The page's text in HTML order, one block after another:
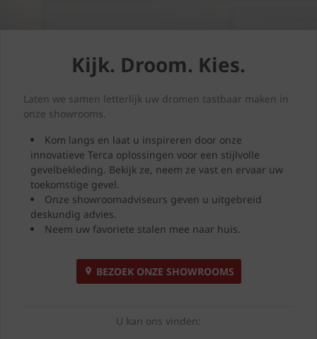
Kijk. Droom. Kies.
Laten we samen letterlijk uw dromen tastbaar maken in
onze showrooms.
Kom langs en laat u inspireren door onze
innovatieve Terca oplossingen voor een stijlvolle
gevelbekleding. Bekijk ze, neem ze vast en ervaar uw
toekomstige gevel.
Onze showroomadviseurs geven u uitgebreid
deskundig advies.
Neem uw favoriete stalen mee naar huis.
BEZOEK ONZE SHOWROOMS
U kan ons vinden: